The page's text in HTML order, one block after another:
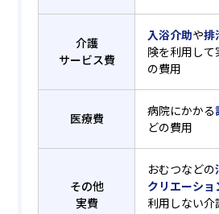
介護
サービス費
入浴介助や排
険を利用し
の費用
医療費 病院にかかる
どの費用
その他
実費
おむつなどの
クリエーショ
利用しない